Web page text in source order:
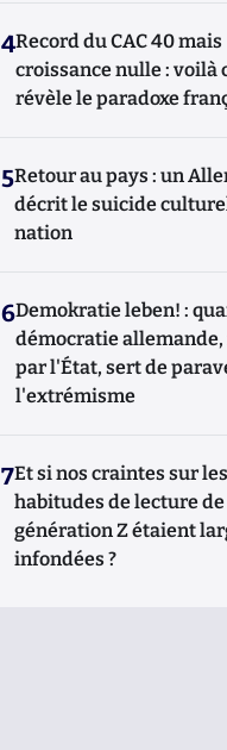
4Record du CAC 40 mais
croissance nulle : voilà
révèle le paradoxe
5Retour au pays : un
décrit le suicide
nation
6Demokratie leben! :
démocratie
par l'État, sert de
l'extrémisme
7Et si nos craintes sur les
habitudes de lecture de
génération Z étaient
infondées ?